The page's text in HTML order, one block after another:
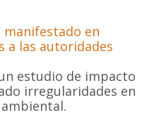
manifestado en
a las autoridades
estudio de impacto
irregularidades en